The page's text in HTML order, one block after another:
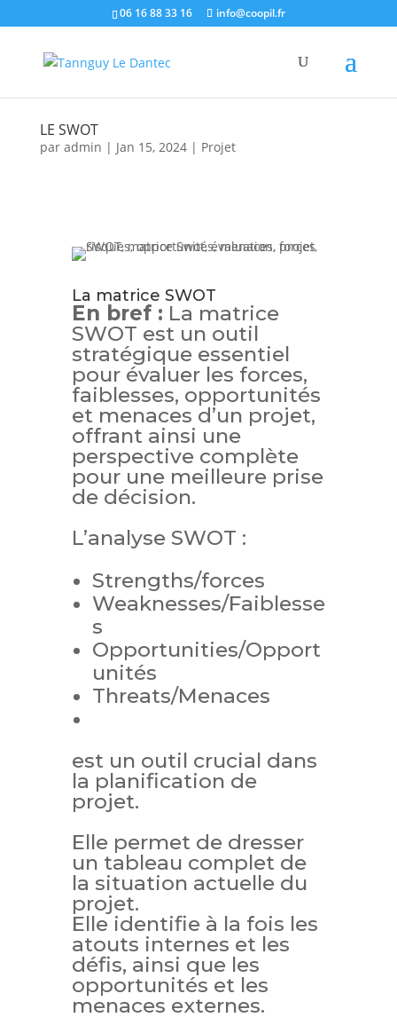
06 16 88 33 16 info@coopil.fr
LE SWOT
par admin | Jan 15, 2024| Projet
La matrice SWOT
En bref : La matrice
SWOT est un outil
stratégique essentiel
pour évaluer les forces,
faiblesses, opportunités
et menaces d’un projet,
offrant ainsi une
perspective complète
pour une meilleure prise
de décision.
L’analyse SWOT :
Strengths/forces
Weaknesses/Faiblesse
s
Opportunities/Opport
unités
Threats/Menaces
est un outil crucial dans
la planification de
projet.
Elle permet de dresser
un tableau complet de
la situation actuelle du
projet.
Elle identifie à la fois les
atouts internes et les
défis, ainsi que les
opportunités et les
menaces externes.